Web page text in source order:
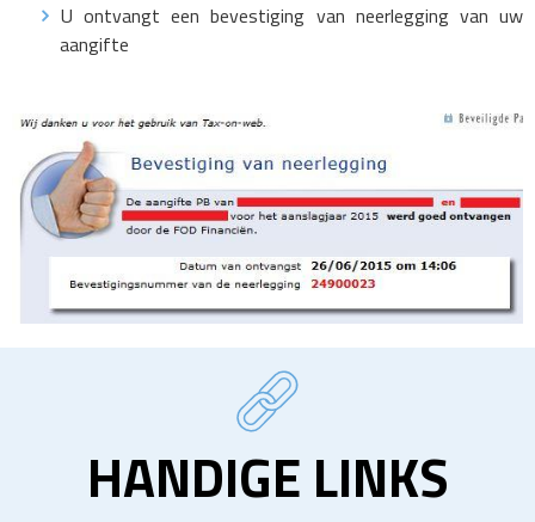
U ontvangt een bevestiging van neerlegging van uw
aangifte
HANDIGE LINKS